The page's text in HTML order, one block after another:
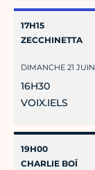
17H15
ZECCHINETTA
DIMANCHE 21 JUIN
16H30
VOIX.IELS
19H00
CHARLIE BOÏ